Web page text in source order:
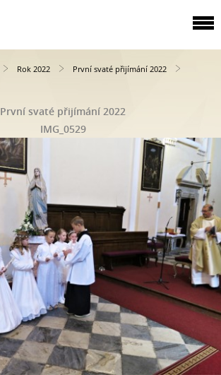
Rok 2022
První svaté přijímání 2022
První svaté přijímání 2022
IMG_0529